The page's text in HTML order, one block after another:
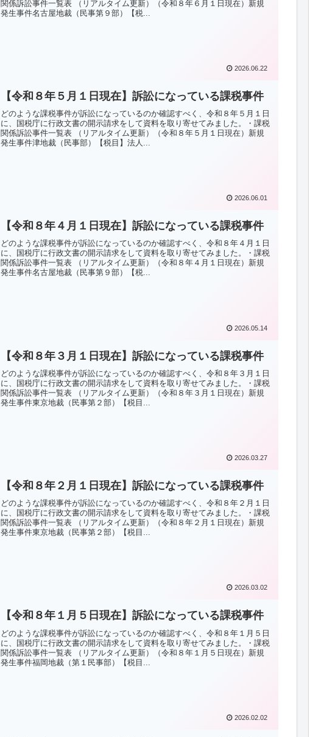
関係訴訟事件一覧表 （リアルタイム更新）（令和８年６月１日現在）新規
発生事件名古屋地裁（民事第９部）【税...
2026.06.22
【令和８年５月１日現在】訴訟になっている課税事件
どのような課税事件が訴訟になっているのか確認すべく、令和８年５月１日
に、国税庁に行政文書の開示請求をして資料を取り寄せてみました。・課税
関係訴訟事件一覧表 （リアルタイム更新）（令和８年５月１日現在）新規
発生事件津地裁（民事部）【税目】法人...
2026.06.01
【令和８年４月１日現在】訴訟になっている課税事件
どのような課税事件が訴訟になっているのか確認すべく、令和８年４月１日
に、国税庁に行政文書の開示請求をして資料を取り寄せてみました。・課税
関係訴訟事件一覧表 （リアルタイム更新）（令和８年４月１日現在）新規
発生事件名古屋地裁（民事第９部）【税...
2026.05.14
【令和８年３月１日現在】訴訟になっている課税事件
どのような課税事件が訴訟になっているのか確認すべく、令和８年３月１日
に、国税庁に行政文書の開示請求をして資料を取り寄せてみました。・課税
関係訴訟事件一覧表 （リアルタイム更新）（令和８年３月１日現在）新規
発生事件東京地裁（民事第２部）【税目...
2026.03.27
【令和８年２月１日現在】訴訟になっている課税事件
どのような課税事件が訴訟になっているのか確認すべく、令和８年２月１日
に、国税庁に行政文書の開示請求をして資料を取り寄せてみました。・課税
関係訴訟事件一覧表 （リアルタイム更新）（令和８年２月１日現在）新規
発生事件東京地裁（民事第２部）【税目...
2026.03.02
【令和８年１月５日現在】訴訟になっている課税事件
どのような課税事件が訴訟になっているのか確認すべく、令和８年１月５日
に、国税庁に行政文書の開示請求をして資料を取り寄せてみました。・課税
関係訴訟事件一覧表 （リアルタイム更新）（令和８年１月５日現在）新規
発生事件福岡地裁（第１民事部）【税目...
2026.02.02